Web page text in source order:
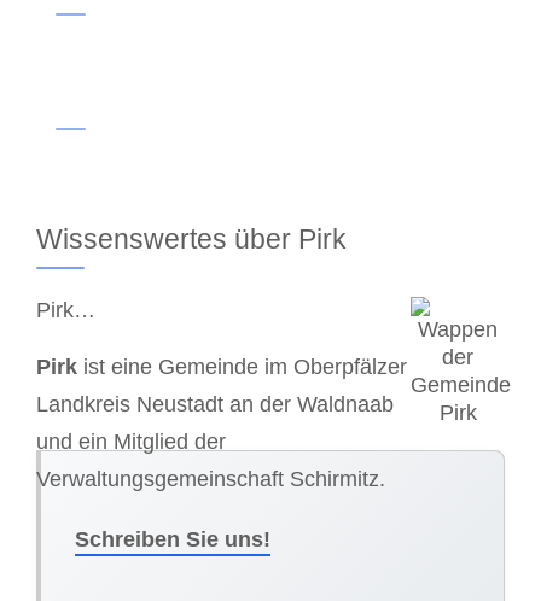
Wissenswertes über Pirk
Pirk…
Pirk ist eine Gemeinde im Oberpfälzer
Landkreis Neustadt an der Waldnaab
und ein Mitglied der
Verwaltungsgemeinschaft Schirmitz.
Schreiben Sie uns!